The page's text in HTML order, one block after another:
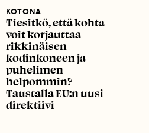
KOTONA
Tiesitkö, että kohta
voit korjauttaa
rikkinäisen
kodinkoneen ja
puhelimen
helpommin?
Taustalla EU:n uusi
direktiivi